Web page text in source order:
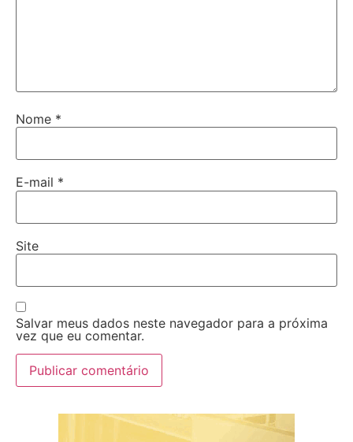
Nome *
E-mail *
Site
Salvar meus dados neste navegador para a próxima
vez que eu comentar.